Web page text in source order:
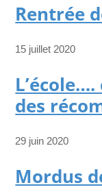
Rentrée
15 juillet 2020
des
29 juin 2020
Mordus